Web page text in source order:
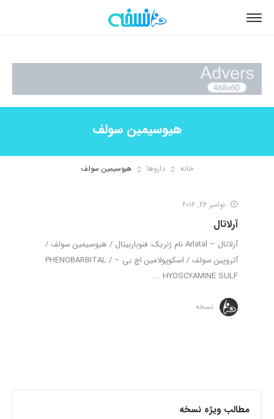
هیوسیمین سولف
خانه داروها هیوسیمین سولف
نوامبر 26, 2016
آرلاتال
آرلاتال – Arlatal نام ژنریک: فنوباربیتال / هیوسیمین سولف /
آتروپین سولف / اسکوپولامین اچ بی – PHENOBARBITAL /
HYOSCYAMINE SULF ...
نسخه
مطالب ویژه نسخه